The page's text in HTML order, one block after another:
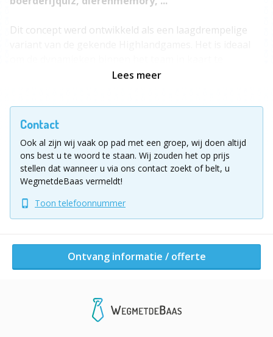
Dit concept werd ontwikkeld als een laagdrempelige
brengen. Wie neemt welke rol in tijdens de activiteiten?
(niet) slagen van een activiteit ons?
Vul voor meer informatie of een vrijblijvende offerte
het aanvraagformulier in!
Ligging uitje
Mogelijk in België en buurlanden.
Ontvang informatie / offerte
Andere activiteiten van dit bedrijf
Lees meer
Contact
Ook al zijn wij vaak op pad met een groep, wij doen altijd
ons best u te woord te staan. Wij zouden het op prijs
stellen dat wanneer u via ons contact zoekt of belt, u
WegmetdeBaas vermeldt!
Toon telefoonnummer
Ontvang informatie / offerte